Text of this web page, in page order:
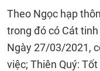
Theo Ngọc hạp
trong đó có Cát
Ngày 27/03/2021,
việc; Thiên Quý: